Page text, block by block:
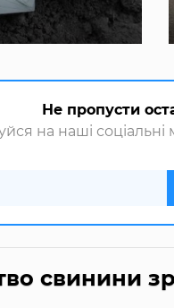
Не пропусти
на наші
свинини